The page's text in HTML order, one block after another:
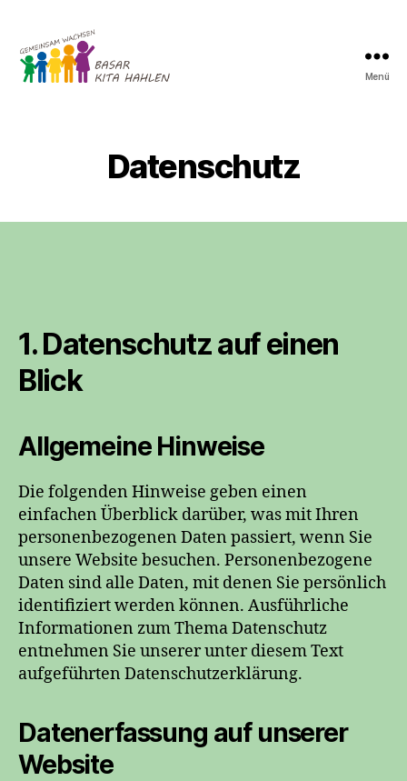
Menü
Datenschutz
1. Datenschutz auf einen
Blick
Allgemeine Hinweise
Die folgenden Hinweise geben einen
einfachen Überblick darüber, was mit Ihren
personenbezogenen Daten passiert, wenn Sie
unsere Website besuchen. Personenbezogene
Daten sind alle Daten, mit denen Sie persönlich
identifiziert werden können. Ausführliche
Informationen zum Thema Datenschutz
entnehmen Sie unserer unter diesem Text
aufgeführten Datenschutzerklärung.
Datenerfassung auf unserer
Website